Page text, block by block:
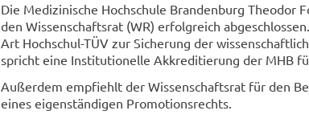
Die Me­di­zi­ni­sche Hoch­schu­le Bran­den­burg Theo­dor
den Wis­sen­schafts­rat (WR) er­folg­reich
Art Hochschul-​TÜV zur Si­che­rung der
spricht eine In­sti­tu­tio­nel­le Ak­kre­di­tie­rung der MHB
Au­ßer­dem emp­fiehlt der Wis­sen­schafts­rat für den
eines ei­gen­stän­di­gen Pro­mo­ti­ons­rechts.